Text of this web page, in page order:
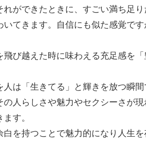
ができたときに、すごい満ち足
てきます。自信にも似た感覚で
び越えた時に味わえる充足感を「
は「生きてる」と輝きを放つ瞬間
人らしさや魅力やセクシーさが現
す。
白を持つことで魅力的になり人生